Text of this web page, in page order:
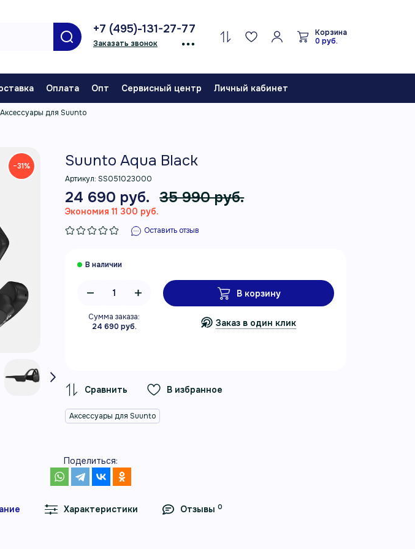
+7 (495)-131-27-77
Заказать звонок
Корзина
0 руб.
Оплата Опт Сервисный центр Личный кабинет
Аксессуары для Suunto
−31% Suunto Aqua Black
Артикул:SS051023000
24 690 руб. 35 990 руб.
Экономия 11 300 руб.
Оставить отзыв
Сумма заказа:
24 690 руб.
В корзину
Заказ в один клик
В избранное
Аксессуары для Suunto
Поделиться:
Характеристики Отзывы 0